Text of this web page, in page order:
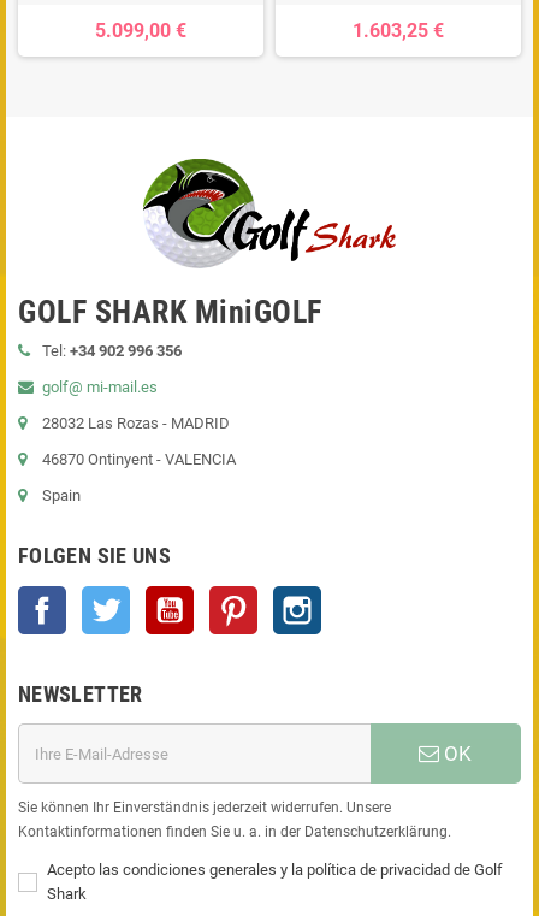
5.099,00 € 1.603,25 €
GOLF SHARK MiniGOLF
Tel: +34 902 996 356
golf@ mi-mail.es
28032 Las Rozas - MADRID
46870 Ontinyent - VALENCIA
Spain
FOLGEN SIE UNS
Facebook Twitter YouTube Pinterest
NEWSLETTER
OK
Sie können Ihr Einverständnis jederzeit widerrufen. Unsere
Kontaktinformationen finden Sie u. a. in der Datenschutzerklärung.
Acepto las condiciones generales y la política de privacidad de Golf
Shark